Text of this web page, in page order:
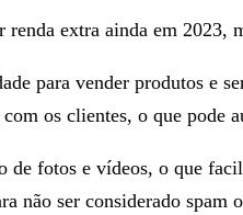
extra ainda em 2023,
para vender produtos
os clientes, o que pode
fotos e vídeos, o que
não ser considerado spam